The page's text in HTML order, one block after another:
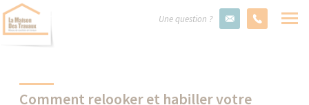
Une question ?
Comment relooker et habiller votre